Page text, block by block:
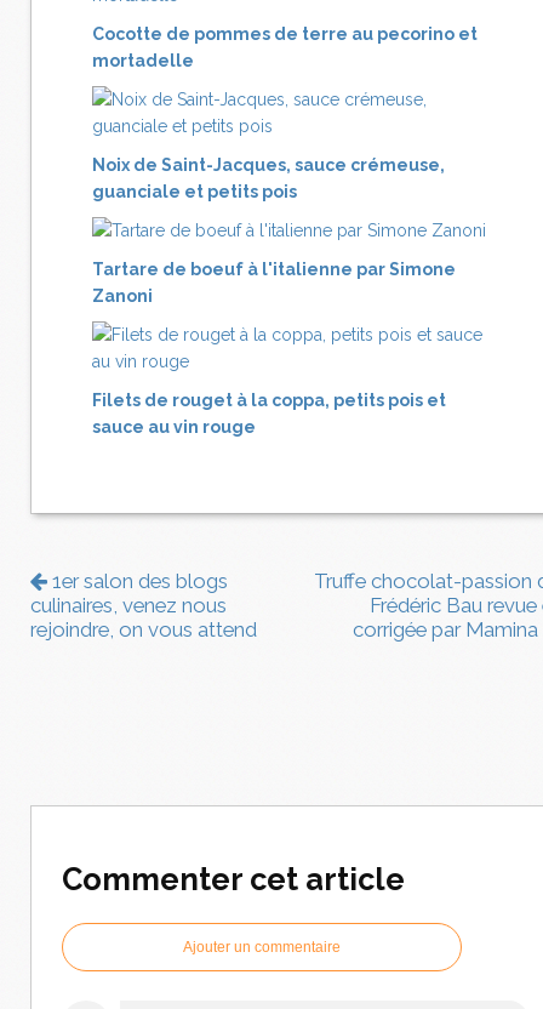
Cocotte de pommes de terre au pecorino et
mortadelle
Noix de Saint-Jacques, sauce crémeuse,
guanciale et petits pois
Tartare de boeuf à l'italienne par Simone
Zanoni
Filets de rouget à la coppa, petits pois et
sauce au vin rouge
1er salon des blogs
culinaires, venez nous
rejoindre, on vous attend
Truffe chocolat-passion
Frédéric Bau revue
corrigée par Mamina
Commenter cet article
Ajouter un commentaire